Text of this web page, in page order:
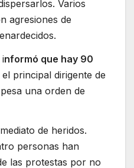
Varios
agresiones de
informó que hay 90
principal dirigente de
una orden de
de heridos.
personas han
las protestas por no